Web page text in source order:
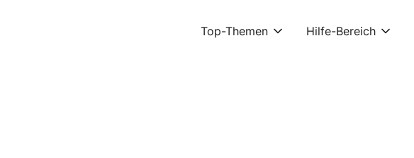
Top-Themen Hilfe-Bereich